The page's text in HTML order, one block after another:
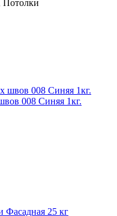
Потолки
008 Синяя 1кг.